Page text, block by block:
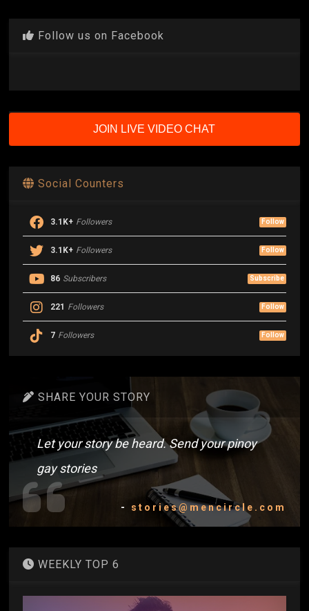
Follow us on Facebook
JOIN LIVE VIDEO CHAT
Social Counters
3.1K+ Followers Follow
3.1K+ Followers Follow
86 Subscribers Subscribe
221 Followers Follow
7 Followers Follow
SHARE YOUR STORY
Let your story be heard. Send your pinoy
gay stories
- stories@mencircle.com
WEEKLY TOP 6